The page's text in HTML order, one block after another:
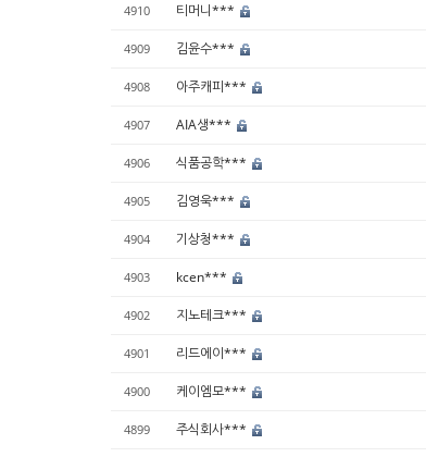
4910 티머니***
4909 김윤수***
4908 아주캐피***
4907 AIA생***
4906 식품공학***
4905 김영욱***
4904 기상청***
4903 kcen***
4902 지노테크***
4901 리드에이***
4900 케이엠모***
4899 주식회사***